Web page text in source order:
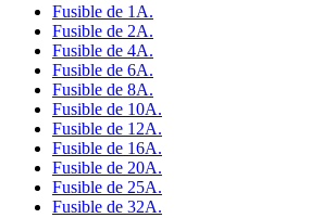
Fusible de 1A.
Fusible de 2A.
Fusible de 4A.
Fusible de 6A.
Fusible de 8A.
Fusible de 10A.
Fusible de 12A.
Fusible de 16A.
Fusible de 20A.
Fusible de 25A.
Fusible de 32A.